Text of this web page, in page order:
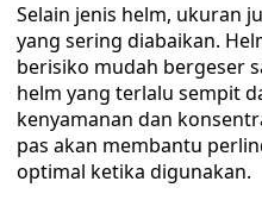
Selain jenis helm, ukuran
yang sering diabaikan.
berisiko mudah bergeser
helm yang terlalu sempit
kenyamanan dan
pas akan membantu
optimal ketika digunakan.